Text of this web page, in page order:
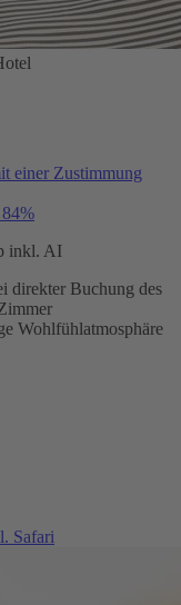
einer Zustimmung
84%
inkl. AI
direkter Buchung des
Wohlfühlatmosphäre
Safari